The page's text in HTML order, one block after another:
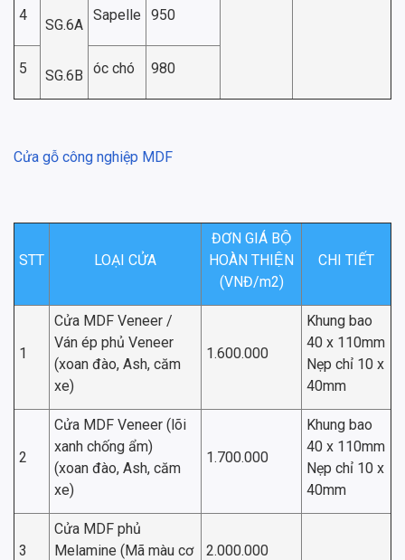
SG.6A
SG.6B
4 Sapelle 950
5 óc chó 980
Cửa gỗ công nghiệp MDF
STT LOẠI CỬA
ĐƠN GIÁ BỘ
HOÀN THIỆN
(VNĐ/m2)
CHI TIẾT
1
Cửa MDF Veneer /
Ván ép phủ Veneer
(xoan đào, Ash, căm
xe)
1.600.000
Khung bao
40 x 110mm
Nẹp chỉ 10 x
40mm
2
Cửa MDF Veneer (lõi
xanh chống ẩm)
(xoan đào, Ash, căm
xe)
1.700.000
Khung bao
40 x 110mm
Nẹp chỉ 10 x
40mm
3
Cửa MDF phủ
Melamine (Mã màu cơ
2.000.000